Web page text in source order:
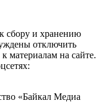
сбору и хранению
отключить
материалам на сайте.
«Байкал Медиа